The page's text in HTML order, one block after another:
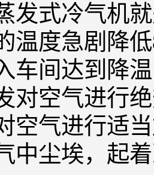
发式冷气机
温度急剧降
车间达到降
对空气进行
空气进行适
中尘埃，起